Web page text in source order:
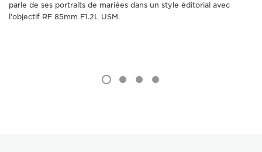
parle de ses portraits de mariées dans un style éditorial avec
l'objectif RF 85mm F1.2L USM.